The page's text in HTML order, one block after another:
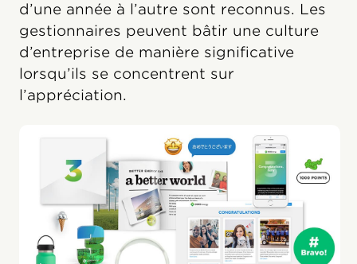
d’une année à l’autre sont reconnus. Les
gestionnaires peuvent bâtir une culture
d’entreprise de manière significative
lorsqu’ils se concentrent sur
l’appréciation.